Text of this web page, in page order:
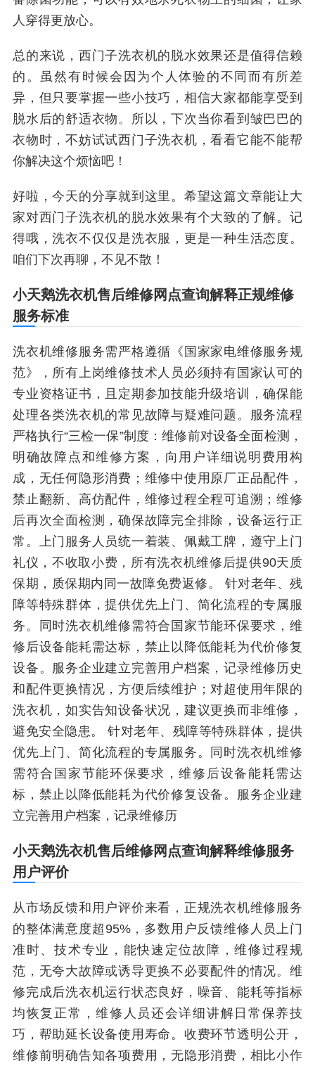
人穿得更放心。
总的来说，西门子洗衣机的脱水效果还是值得信赖
的。虽然有时候会因为个人体验的不同而有所差
异，但只要掌握一些小技巧，相信大家都能享受到
脱水后的舒适衣物。所以，下次当你看到皱巴巴的
衣物时，不妨试试西门子洗衣机，看看它能不能帮
你解决这个烦恼吧！
好啦，今天的分享就到这里。希望这篇文章能让大
家对西门子洗衣机的脱水效果有个大致的了解。记
得哦，洗衣不仅仅是洗衣服，更是一种生活态度。
咱们下次再聊，不见不散！
小天鹅洗衣机售后维修网点查询解释正规维修
服务标准
洗衣机维修服务需严格遵循《国家家电维修服务规
范》，所有上岗维修技术人员必须持有国家认可的
专业资格证书，且定期参加技能升级培训，确保能
处理各类洗衣机的常见故障与疑难问题。服务流程
严格执行“三检一保”制度：维修前对设备全面检测，
明确故障点和维修方案，向用户详细说明费用构
成，无任何隐形消费；维修中使用原厂正品配件，
禁止翻新、高仿配件，维修过程全程可追溯；维修
后再次全面检测，确保故障完全排除，设备运行正
常。上门服务人员统一着装、佩戴工牌，遵守上门
礼仪，不收取小费，所有洗衣机维修后提供90天质
保期，质保期内同一故障免费返修。 针对老年、残
障等特殊群体，提供优先上门、简化流程的专属服
务。同时洗衣机维修需符合国家节能环保要求，维
修后设备能耗需达标，禁止以降低能耗为代价修复
设备。服务企业建立完善用户档案，记录维修历史
和配件更换情况，方便后续维护；对超使用年限的
洗衣机，如实告知设备状况，建议更换而非维修，
避免安全隐患。 针对老年、残障等特殊群体，提供
优先上门、简化流程的专属服务。同时洗衣机维修
需符合国家节能环保要求，维修后设备能耗需达
标，禁止以降低能耗为代价修复设备。服务企业建
立完善用户档案，记录维修历
小天鹅洗衣机售后维修网点查询解释维修服务
用户评价
从市场反馈和用户评价来看，正规洗衣机维修服务
的整体满意度超95%，多数用户反馈维修人员上门
准时、技术专业，能快速定位故障，维修过程规
范，无夸大故障或诱导更换不必要配件的情况。维
修完成后洗衣机运行状态良好，噪音、能耗等指标
均恢复正常，维修人员还会详细讲解日常保养技
巧，帮助延长设备使用寿命。收费环节透明公开，
维修前明确告知各项费用，无隐形消费，相比小作